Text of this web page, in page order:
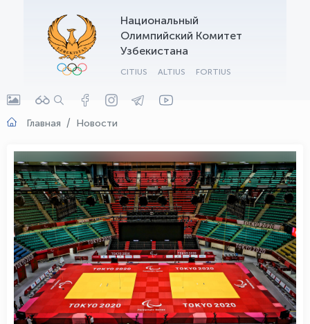
Национальный
Олимпийский Комитет
Узбекистана
CITIUS ALTIUS FORTIUS
Главная Новости
OLYMPCHIK AI - yordamchi
Онлайн · olympic.uz